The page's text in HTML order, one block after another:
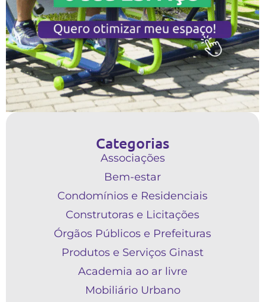
Categorias
Associações
Bem-estar
Condomínios e Residenciais
Construtoras e Licitações
Órgãos Públicos e Prefeituras
Produtos e Serviços Ginast
Academia ao ar livre
Mobiliário Urbano